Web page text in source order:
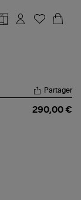
Partager
290,00 €